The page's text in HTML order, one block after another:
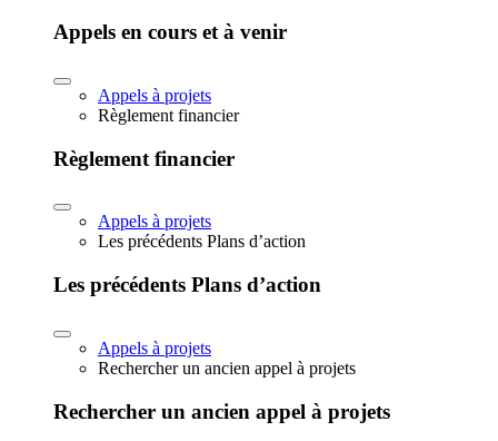
Appels en cours et à venir
Appels à projets
Règlement financier
Règlement financier
Appels à projets
Les précédents Plans d’action
Les précédents Plans d’action
Appels à projets
Rechercher un ancien appel à projets
Rechercher un ancien appel à projets